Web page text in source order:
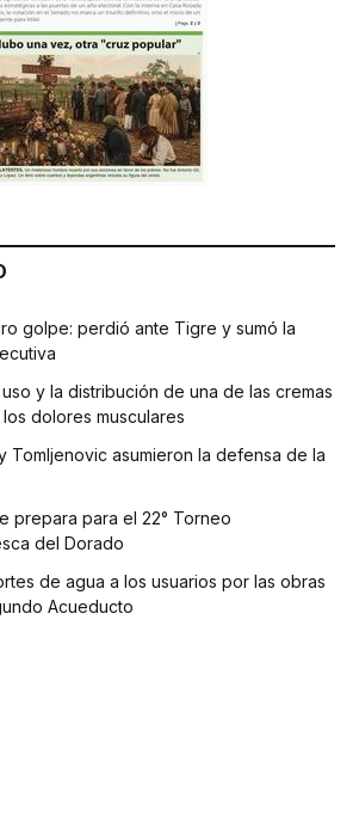
golpe: perdió ante Tigre y sumó la
y la distribución de una de las cremas
dolores musculares
Tomljenovic asumieron la defensa de la
prepara para el 22° Torneo
del Dorado
de agua a los usuarios por las obras
Acueducto